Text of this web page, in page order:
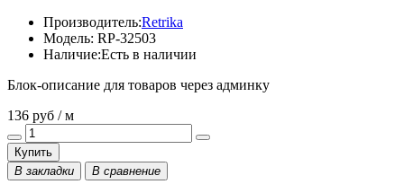
Производитель:Retrika
Модель: RP-32503
Наличие:Есть в наличии
Блок-описание для товаров через админку
136 руб / м
Купить
В закладки
В сравнение